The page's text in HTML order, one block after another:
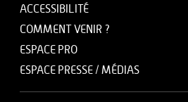
ACCESSIBILITÉ
COMMENT VENIR ?
ESPACE PRO
ESPACE PRESSE / MÉDIAS